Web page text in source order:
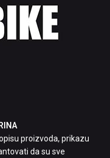
proizvoda, prikazu
da su sve